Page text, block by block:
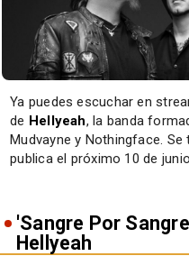
Ya puedes escuchar en
de Hellyeah, la banda
Mudvayne y Nothingface. Se
publica el próximo 10 de
'Sangre Por
Hellyeah